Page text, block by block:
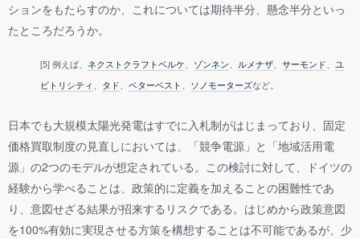
ションをもたらすのか、これについては期待半分、懸念半分といっ
たところだろうか。
[5] 例えば、 ネクストクラフトベルケ ゾンネン ルメナザ サーモンド
ユ
ビトリシティ
タド ベターベスト ソノモーターズなど。
日本でも大規模太陽光発電はすでに入札制がはじまっており、固定
価格買取制度の見直しにおいては、「競争電源」と「地域活用電
源」の2つのモデルが想定されている。この検討に対して、ドイツの
経験から学べることは、政策的に定義を加えることの困難性であ
り、意図せざる結果が招来するリスクである。はじめから政策意図
を100%有効に実現させる方策を構想することは不可能であるが、少